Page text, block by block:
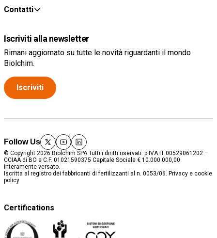
Contatti
Iscriviti alla newsletter
Rimani aggiornato su tutte le novità riguardanti il mondo
Biolchim.
Iscriviti
Follow Us
twitteryoutube
linkedin
© Copyright 2026 Biolchim SPA Tutti i diritti riservati. p.IVA IT 00529061202 –
CCIAA di BO e C.F. 01021590375 Capitale Sociale € 10.000.000,00
interamente versato.
Iscritta al registro dei fabbricanti di fertilizzanti al n. 0053/06. Privacy e cookie
policy
Certifications